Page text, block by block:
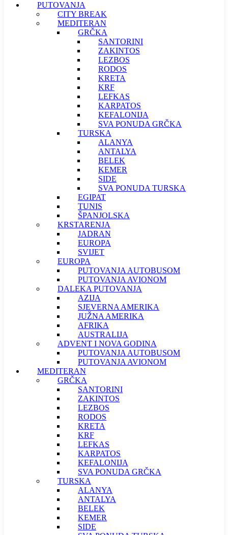
PUTOVANJA
CITY BREAK
MEDITERAN
GRČKA
SANTORINI
ZAKINTOS
LEZBOS
RODOS
KRETA
KRF
LEFKAS
KARPATOS
KEFALONIJA
SVA PONUDA GRČKA
TURSKA
ALANYA
ANTALYA
BELEK
KEMER
SIDE
SVA PONUDA TURSKA
EGIPAT
TUNIS
ŠPANJOLSKA
KRSTARENJA
JADRAN
EUROPA
SVIJET
EUROPA
PUTOVANJA AUTOBUSOM
PUTOVANJA AVIONOM
DALEKA PUTOVANJA
AZIJA
SJEVERNA AMERIKA
JUŽNA AMERIKA
AFRIKA
AUSTRALIJA
ADVENT I NOVA GODINA
PUTOVANJA AUTOBUSOM
PUTOVANJA AVIONOM
MEDITERAN
GRČKA
SANTORINI
ZAKINTOS
LEZBOS
RODOS
KRETA
KRF
LEFKAS
KARPATOS
KEFALONIJA
SVA PONUDA GRČKA
TURSKA
ALANYA
ANTALYA
BELEK
KEMER
SIDE